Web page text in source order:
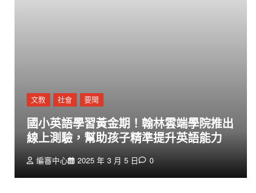
文教 社會 要聞
國小英語學習黃金期！翰林雲端學院推出
線上測驗，幫助孩子精準提升英語能力
編審中心 2025 年 3 月 5 日 0